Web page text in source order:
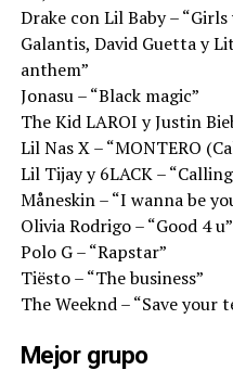
Drake con Lil Baby –
Galantis, David Guetta y
anthem”
Jonasu – “Black magic”
The Kid LAROI y Justin
Lil Nas X – “MONTERO
Lil Tijay y 6LACK –
Måneskin – “I wanna be
Olivia Rodrigo – “Good 4 u”
Polo G – “Rapstar”
Tiësto – “The business”
The Weeknd – “Save your
Mejor grupo